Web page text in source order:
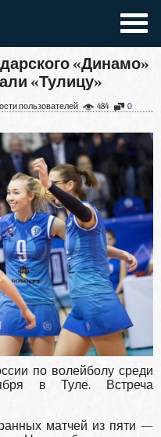
«Динамо»
«Тулицу»
0
484
пользователей
по волейболу среди
в Туле. Встреча
матчей из пяти —